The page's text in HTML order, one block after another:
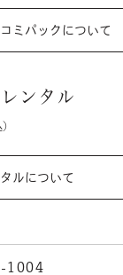
ミパックについて
ンタル
)
ルについて
-1004